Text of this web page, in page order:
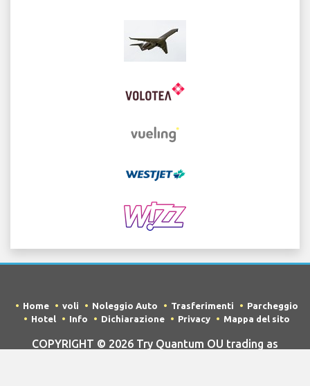
Home voli Noleggio Auto Trasferimenti
Parcheggio
Hotel
Info Dichiarazione Privacy Mappa del sito
COPYRIGHT © 2026 Try Quantum OU trading as